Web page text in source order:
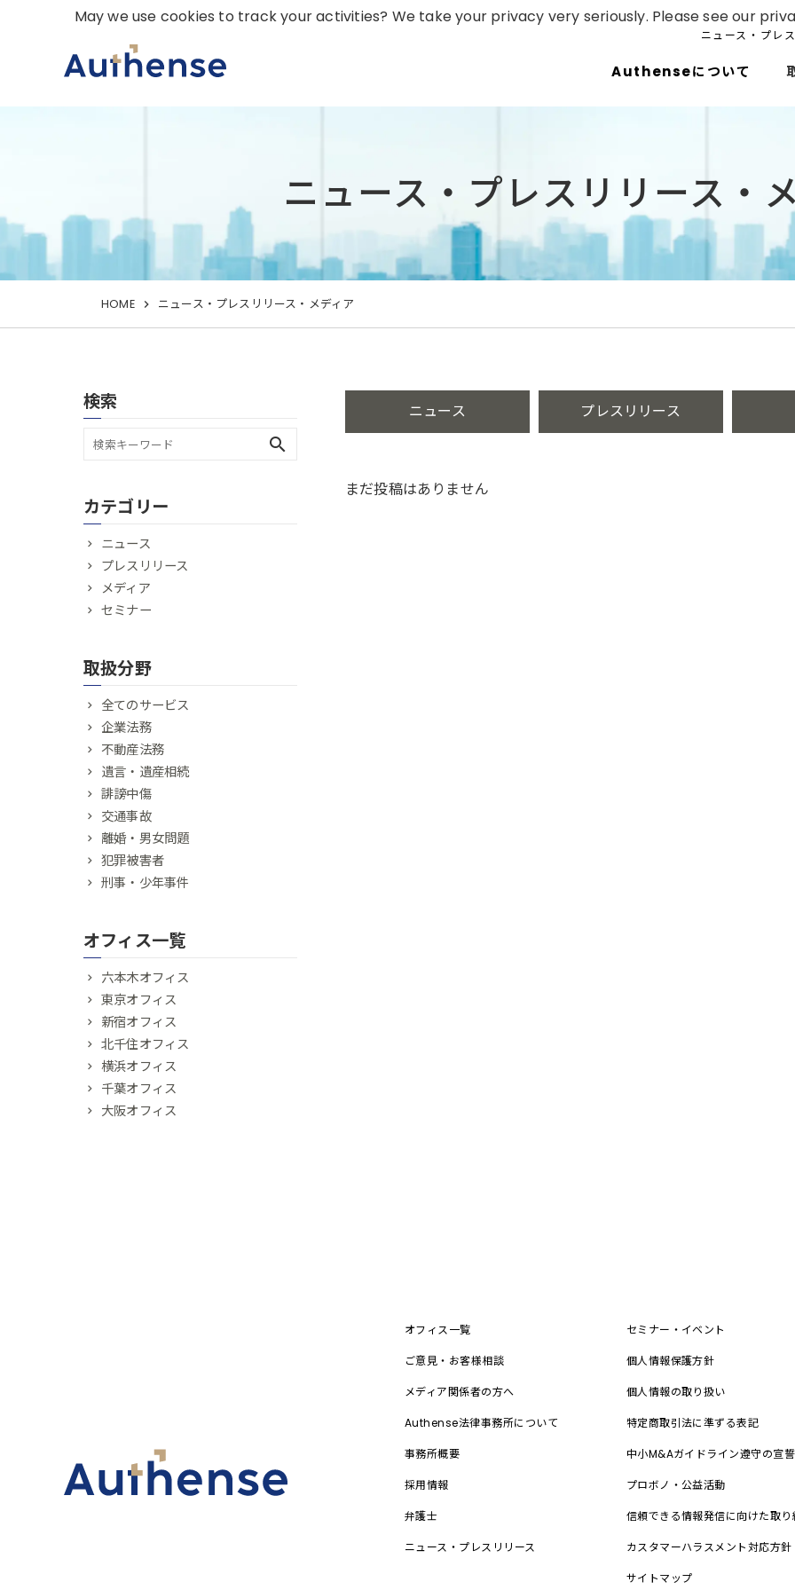
ニュース・プレ
Authenseについて
ニュース・プレスリリース・
HOME ニュース・プレスリリース・メディア
ニュース プレスリリース
まだ投稿はありません
検索
search
カテゴリー
ニュース
プレスリリース
メディア
セミナー
取扱分野
全てのサービス
企業法務
不動産法務
遺言・遺産相続
誹謗中傷
交通事故
離婚・男女問題
犯罪被害者
刑事・少年事件
オフィス一覧
六本木オフィス
東京オフィス
新宿オフィス
北千住オフィス
横浜オフィス
千葉オフィス
大阪オフィス
オフィス一覧
ご意見・お客様相談
メディア関係者の方へ
Authense法律事務所について
事務所概要
採用情報
弁護士
ニュース・プレスリリース
セミナー・イベント
個人情報保護方針
個人情報の取り扱い
特定商取引法に準ずる表記
中小M&Aガイドライン遵守の宣誓
プロボノ・公益活動
信頼できる情報発信に向けた取り
カスタマーハラスメント対応方針
サイトマップ
May we use cookies to track your activities? We take your privacy very seriously. Please see our